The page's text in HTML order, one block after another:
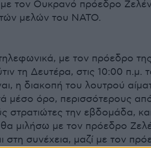
τον Ουκρανό πρόεδρο
μελών του ΝΑΤΟ.
με τον πρόεδρο
τη Δευτέρα, στις 10:00 π.μ.
η διακοπή του λουτρού
μέσο όρο, περισσότερους
στρατιώτες την εβδομάδα,
μιλήσω με τον πρόεδρο
στη συνέχεια, μαζί με τον